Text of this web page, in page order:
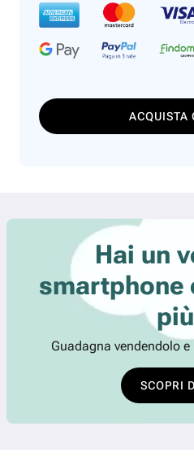
ACQUISTA
Hai un
smartphone
Guadagna vendendolo
SCOPRI